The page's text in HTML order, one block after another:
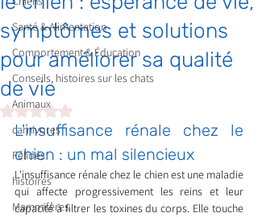
Santé & Alimentation
Comportement & Éducation
Conseils, histoires sur les chats
Animaux
carnivores
Félidés
histoires
Mammifères
symptômes et solutions
pour améliorer sa qualité
de vie
Noté NaN étoiles sur 5.
L'insuffisance rénale chez le
chien : un mal silencieux
L'insuffisance rénale chez le chien est une maladie
qui affecte progressivement les reins et leur
capacité à filtrer les toxines du corps. Elle touche